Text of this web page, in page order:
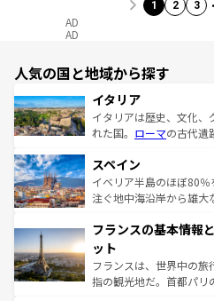
1 2 3
AD
AD
人気の国と地域から探す
イタリア
イタリアは歴史、文化
れた国。 ローマの古代遺
ろん、トスカーナの美し
景など、自然景観も見逃
ピザやパスタなど、絶品
ませてくれるイタリアで
なお、新着のイタリア情
しい。
スペイン
イベリア半島のほぼ80
注ぐ地中海沿岸から雄大
文化が根付くこの国では
れる闘牛、そして美味し
る。首都マドリードの洗
アートに溢れた街角から
フランスの基本情報
ット
フランスは、世界中の
指の観光地だ。首都パリ